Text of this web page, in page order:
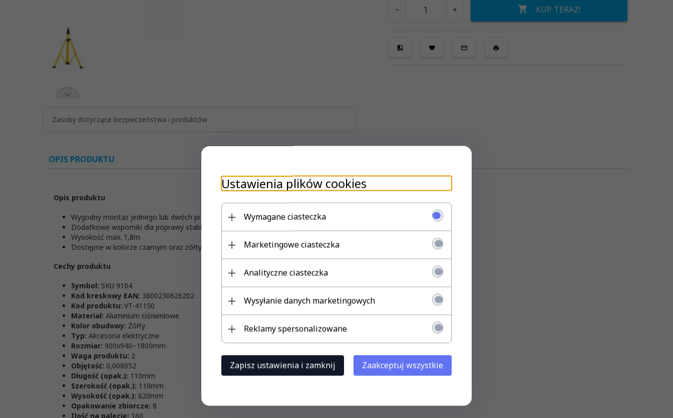
Zasoby dotyczące bezpieczeństwa i produktów
KUP TERAZ!
OPIS PRODUKTU
Opis produktu
Wygodny montaż jednego lub dwóch projektorów
Dodatkowe wsporniki dla poprawy stabilności
Wysokość max. 1,8m
Dostępne w kolorze czarnym oraz żółtym
Cechy produktu
Symbol: SKU 9104
Kod kreskowy EAN: 3800230626202
Kod produktu: VT-41150
Materiał: Aluminium ciśnieniowe
Kolor obudowy: Żółty
Typ: Akcesoria elektryczne
Rozmiar: 900x940~1800mm
Waga produktu: 2
Objętość: 0,008052
Długość (opak.): 110mm
Szerokość (opak.): 110mm
Wysokość (opak.): 620mm
Opakowanie zbiorcze: 8
Ilość na palecie: 160
Ustawienia plików cookies
Wymagane ciasteczka
Marketingowe ciasteczka
Analityczne ciasteczka
Wysyłanie danych marketingowych
Reklamy spersonalizowane
Zapisz ustawienia i zamknij Zaakceptuj wszystkie